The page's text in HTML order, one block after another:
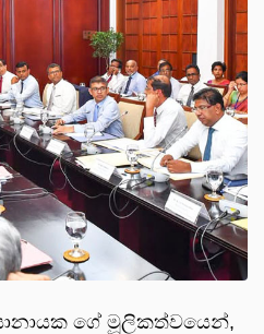
ගේ මූලිකත්වයෙන්,